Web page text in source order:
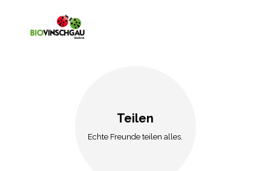
Teilen
Echte Freunde teilen alles.